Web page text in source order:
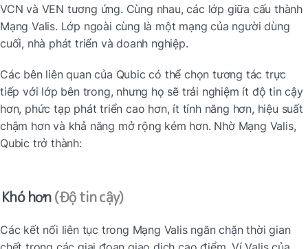
VCN và VEN tương ứng. Cùng nhau, các lớp giữa cấu thành
Mạng Valis. Lớp ngoài cùng là một mạng của người dùng
cuối, nhà phát triển và doanh nghiệp.
Các bên liên quan của Qubic có thể chọn tương tác trực
tiếp với lớp bên trong, nhưng họ sẽ trải nghiệm ít độ tin cậy
hơn, phức tạp phát triển cao hơn, ít tính năng hơn, hiệu suất
chậm hơn và khả năng mở rộng kém hơn. Nhờ Mạng Valis,
Qubic trở thành:
Khó hơn (Độ tin cậy)
Các kết nối liên tục trong Mạng Valis ngăn chặn thời gian